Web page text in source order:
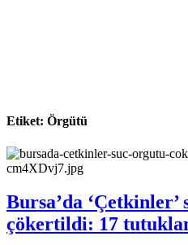
Etiket: Örgütü
Bursa’da ‘Çetkinler’
çökertildi: 17